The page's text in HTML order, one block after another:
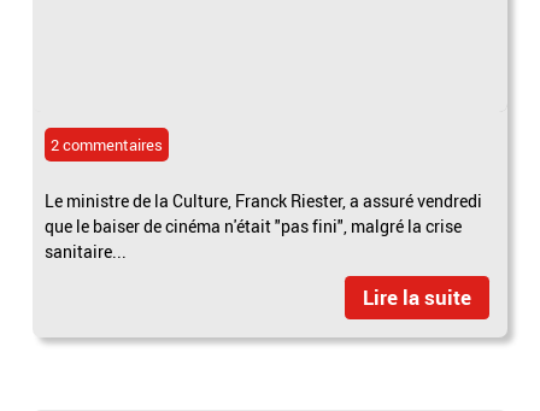
2 commentaires
Le ministre de la Culture, Franck Riester, a assuré vendredi
que le baiser de cinéma n'était "pas fini", malgré la crise
sanitaire...
Lire la suite